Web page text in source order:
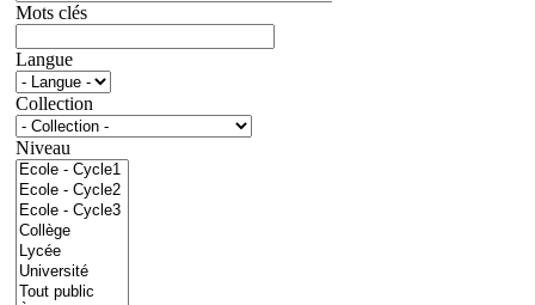
Mots clés
Langue
Collection
Niveau